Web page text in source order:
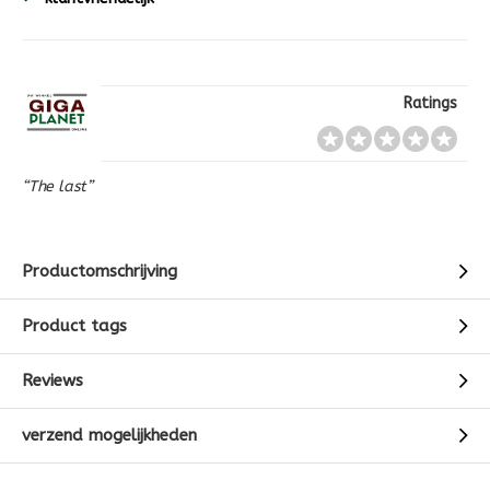
Ratings
“The last”
Productomschrijving
Product tags
Reviews
verzend mogelijkheden